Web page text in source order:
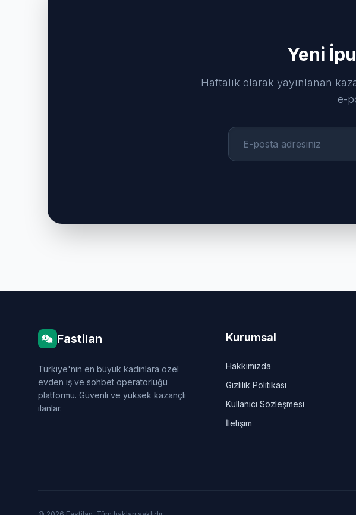
Yeni
Haftalık olarak yayınlanan
e-
Fastilan
Türkiye'nin en büyük kadınlara özel
evden iş ve sohbet operatörlüğü
platformu. Güvenli ve yüksek kazançlı
ilanlar.
Kurumsal
Hakkımızda
Gizlilik Politikası
Kullanıcı Sözleşmesi
İletişim